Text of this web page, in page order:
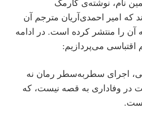
نام، نوشته‌ی کارمک
که امیر احمدی‌آریان مترجم آن
را منتشر کرده است. در ادامه
اقتباسی می‌پردازیم:
اجرای سطر‌به‌سطر رمان نه
در وفاداری به قصه نیست، که